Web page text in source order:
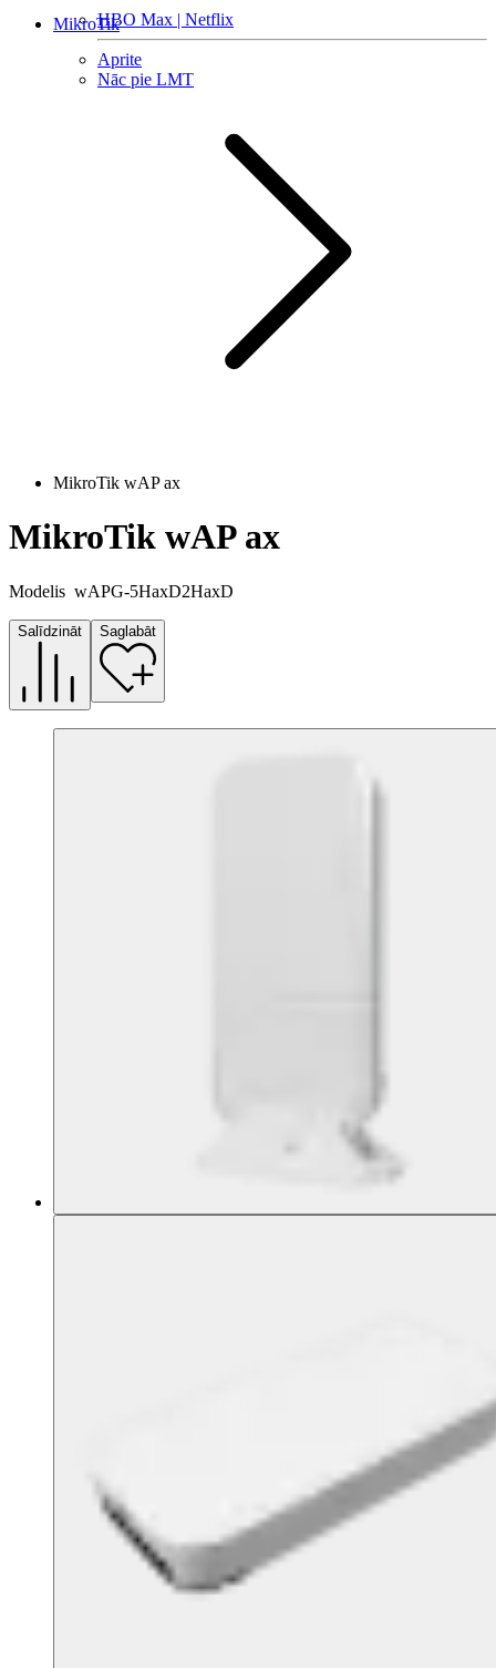
HBO Max | Netflix
Aprite
Nāc pie LMT
MikroTik
MikroTik wAP ax
MikroTik wAP ax
Modelis wAPG-5HaxD2HaxD
Salīdzināt Saglabāt